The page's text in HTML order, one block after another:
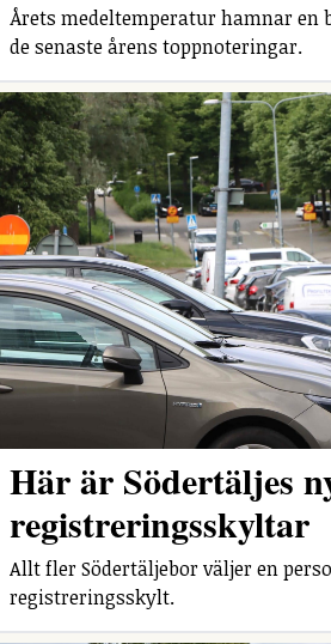
Årets medeltemperatur hamnar en
de senaste årens toppnoteringar.
Här är Södertäljes
registreringsskyltar
Allt fler Södertäljebor väljer en
registreringsskylt.